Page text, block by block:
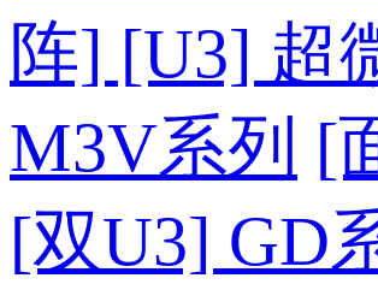
阵] [U3] 超
M3V系列 [
[双U3] GD